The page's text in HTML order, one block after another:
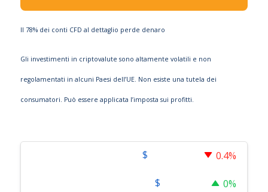
Il 78% dei conti CFD al dettaglio perde denaro
Gli investimenti in criptovalute sono altamente volatili e non
regolamentati in alcuni Paesi dell’UE. Non esiste una tutela dei
consumatori. Può essere applicata l’imposta sui profitti.
$ 0.4%
$ 0%